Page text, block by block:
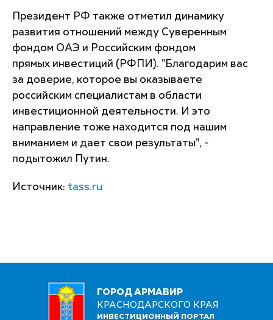
Президент РФ также отметил динамику
развития отношений между Суверенным
фондом ОАЭ и Российским фондом
прямых инвестиций (РФПИ). "Благодарим вас
за доверие, которое вы оказываете
российским специалистам в области
инвестиционной деятельности. И это
направление тоже находится под нашим
вниманием и дает свои результаты", -
подытожил Путин.
Источник: tass.ru
ГОРОД АРМАВИР
КРАСНОДАРСКОГО КРАЯ
ИНВЕСТИЦИОННЫЙ ПОРТАЛ